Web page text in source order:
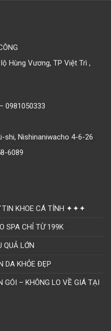
Hùng Vương, TP Việt Trì ,
0981050333
shi, Nishinaniwacho 4-6-26
6089
TIN KHOE CÁ TÍNH ✦✦✦
SPA CHỈ TỪ 199K
QUẢ LỚN
DA KHỎE ĐẸP
GÓI – KHÔNG LO VỀ GIÁ TẠI